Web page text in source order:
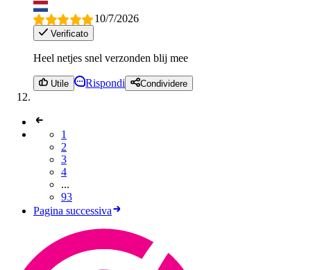
10/7/2026
Verificato
Heel netjes snel verzonden blij mee
Utile Rispondi Condividere
1
2
3
4
...
93
Pagina successiva